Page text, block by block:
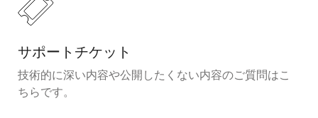
サポートチケット
技術的に深い内容や公開したくない内容のご質問はこ
ちらです。